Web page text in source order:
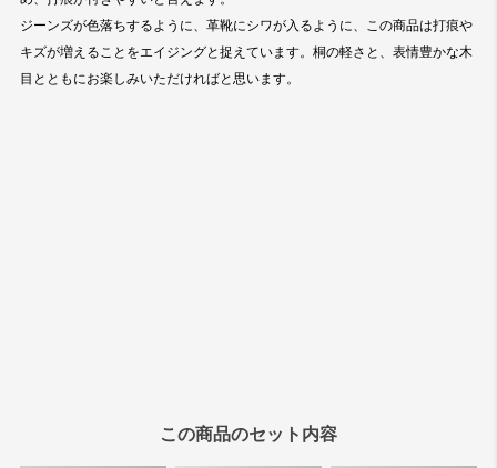
この商品のセット内容